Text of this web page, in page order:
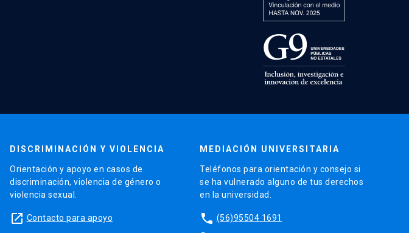
DISCRIMINACIÓN Y VIOLENCIA
Orientación y apoyo en casos de
discriminación, violencia de género o
violencia sexual.
launch Contacto para apoyo
MEDIACIÓN UNIVERSITARIA
Teléfonos para orientación y consejo si
se ha vulnerado alguno de tus derechos
en la universidad.
phone (56)95504 1691